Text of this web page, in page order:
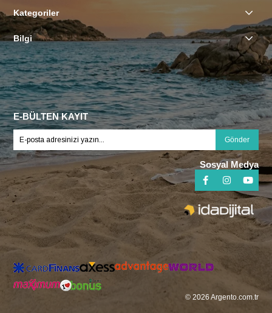
Kategoriler
Bilgi
E-BÜLTEN KAYIT
Gönder
Sosyal Medya
© 2026 Argento.com.tr